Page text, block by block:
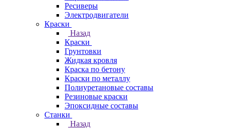
Ресиверы
Электродвигатели
Краски
Назад
Краски
Грунтовки
Жидкая кровля
Краска по бетону
Краски по металлу
Полиуретановые составы
Резиновые краски
Эпоксидные составы
Станки
Назад